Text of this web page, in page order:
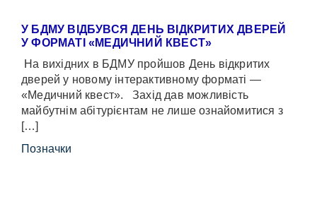
У БДМУ ВІДБУВСЯ ДЕНЬ ВІДКРИТИХ ДВЕРЕЙ
У ФОРМАТІ «МЕДИЧНИЙ КВЕСТ»
На вихідних в БДМУ пройшов День відкритих
дверей у новому інтерактивному форматі —
«Медичний квест». Захід дав можливість
майбутнім абітурієнтам не лише ознайомитися з
[…]
Позначки